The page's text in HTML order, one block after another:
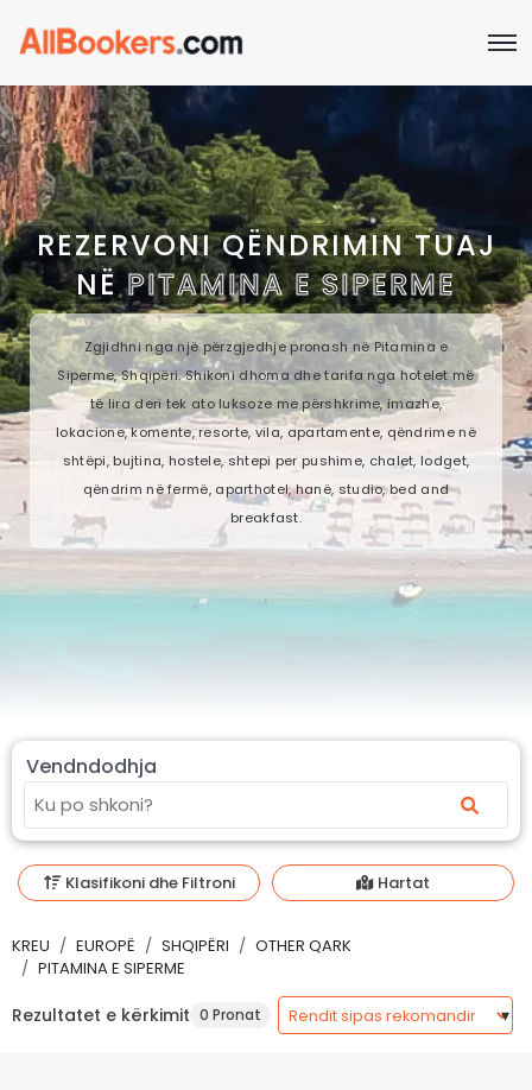
REZERVONI QËNDRIMIN TUAJ
NËPITAMINA E SIPERME
Zgjidhni nga një përzgjedhje pronash në Pitamina e
Siperme, Shqipëri. Shikoni dhoma dhe tarifa nga hotelet më
të lira deri tek ato luksoze me përshkrime, imazhe,
lokacione, komente, resorte, vila, apartamente, qëndrime në
shtëpi, bujtina, hostele, shtepi per pushime, chalet, lodget,
qëndrim në fermë, aparthotel, hanë, studio, bed and
breakfast.
Vendndodhja
Klasifikoni dhe Filtroni Hartat
KREU EUROPË SHQIPËRI
OTHER QARK
PITAMINA E SIPERME
Rezultatet e kërkimit 0 Pronat